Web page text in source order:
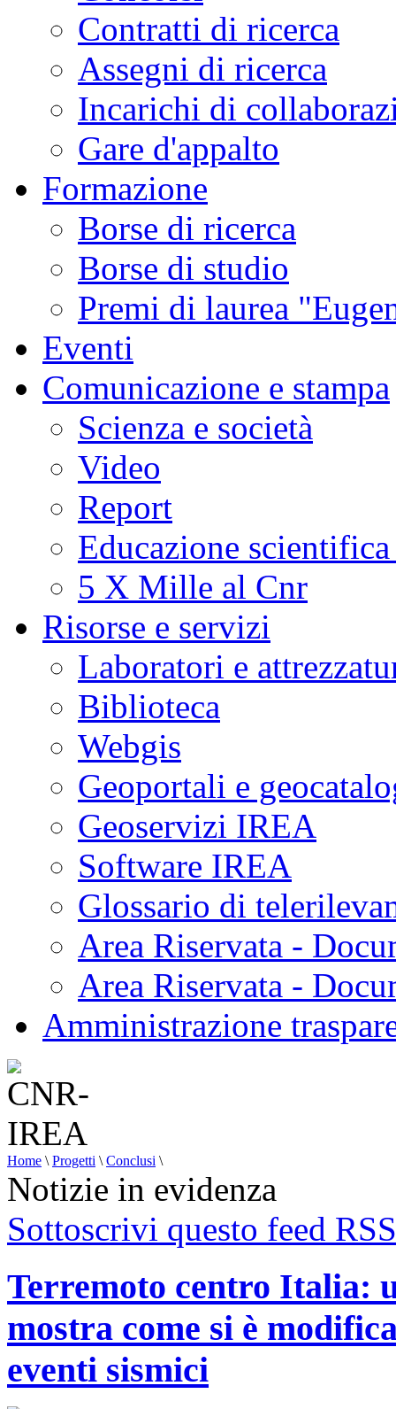
Contratti di ricerca
Assegni di ricerca
Incarichi di
Gare d'appalto
Formazione
Borse di ricerca
Borse di studio
Premi di laurea
Eventi
Comunicazione e stampa
Scienza e società
Video
Report
Educazione
5 X Mille al Cnr
Risorse e servizi
Laboratori e
Biblioteca
Webgis
Geoportali e
Geoservizi IREA
Software IREA
Glossario di
Area Riservata -
Area Riservata -
Amministrazione
Home \ Progetti \ Conclusi \
Notizie in evidenza
Sottoscrivi questo feed RSS
Terremoto centro Italia:
mostra come si è
eventi sismici